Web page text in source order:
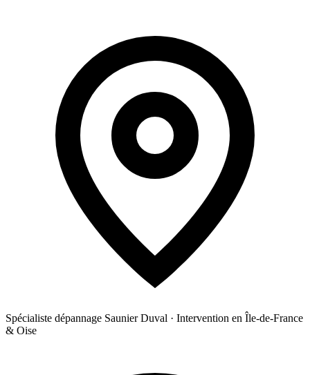
Spécialiste dépannage Saunier Duval · Intervention en Île-de-France
& Oise